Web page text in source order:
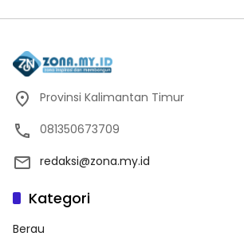
Provinsi Kalimantan Timur
081350673709
redaksi@zona.my.id
Kategori
Berau